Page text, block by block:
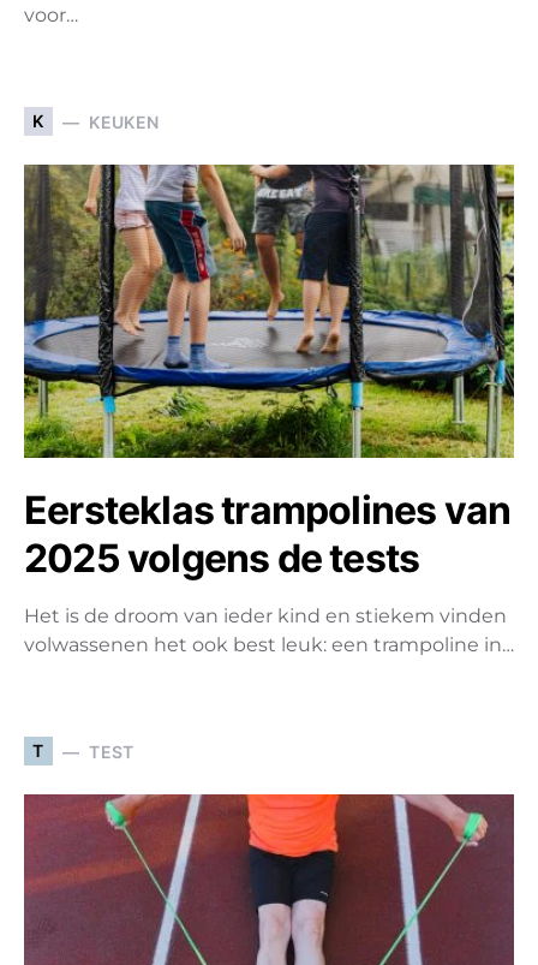
voor…
K KEUKEN
Eersteklas trampolines van
2025 volgens de tests
Het is de droom van ieder kind en stiekem vinden
volwassenen het ook best leuk: een trampoline in…
T TEST